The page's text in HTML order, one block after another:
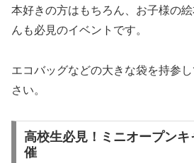
本好きの方はもちろん、お子様の
んも必見のイベントです。
エコバッグなどの大きな袋を持参
さい。
高校生必見！ミニオープンキ
催